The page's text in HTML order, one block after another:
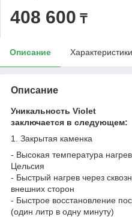
408 600 ₸
Описание Характеристики
Описание
Уникальность Violet
заключается в следующем:
1. Закрытая каменка
- Высокая температура
Цельсия
- Быстрый нагрев через
внешних сторон
- Быстрое восстановление
(один литр в одну минуту)